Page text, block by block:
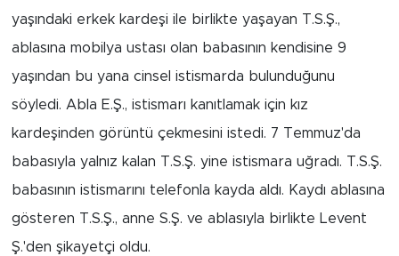
yaşındaki erkek kardeşi ile birlikte yaşayan T.S.Ş.,
ablasına mobilya ustası olan babasının kendisine 9
yaşından bu yana cinsel istismarda bulunduğunu
söyledi. Abla E.Ş., istismarı kanıtlamak için kız
kardeşinden görüntü çekmesini istedi. 7 Temmuz'da
babasıyla yalnız kalan T.S.Ş. yine istismara uğradı. T.S.Ş.
babasının istismarını telefonla kayda aldı. Kaydı ablasına
gösteren T.S.Ş., anne S.Ş. ve ablasıyla birlikte Levent
Ş.'den şikayetçi oldu.